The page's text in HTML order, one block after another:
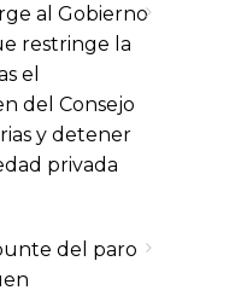
al Gobierno
restringe la
el
del Consejo
y detener
privada
del paro